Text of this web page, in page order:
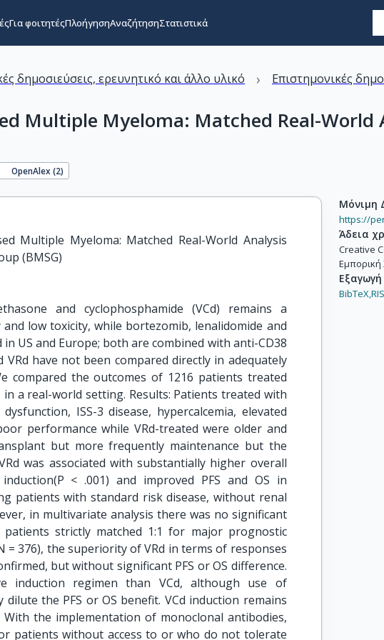
Για φοιτητέςΠλοήγησηΑναζήτησηΣτατιστικά
δημοσιεύσεις, ερευνητικό και άλλο υλικό › Επιστημονικές
Multiple Myeloma: Matched Real-
OpenAlex (2)
Multiple Myeloma: Matched Real-World Analysis
(BMSG)
and cyclophosphamide (VCd) remains a
low toxicity, while bortezomib, lenalidomide and
in US and Europe; both are combined with anti-CD38
have not been compared directly in adequately
compared the outcomes of 1216 patients treated
in a real-world setting. Results: Patients treated with
ISS-3 disease, hypercalcemia, elevated
performance while VRd-treated were older and
but more frequently maintenance but the
was associated with substantially higher overall
< .001) and improved PFS and OS in
patients with standard risk disease, without renal
in multivariate analysis there was no significant
strictly matched 1:1 for major prognostic
= 376), the superiority of VRd in terms of responses
but without significant PFS or OS difference.
induction regimen than VCd, although use of
the PFS or OS benefit. VCd induction remains
the implementation of monoclonal antibodies,
patients without access to or who do not tolerate
Μόνιμη
https://
Άδεια
Creative
Εμπορική
BibTeX,RIS